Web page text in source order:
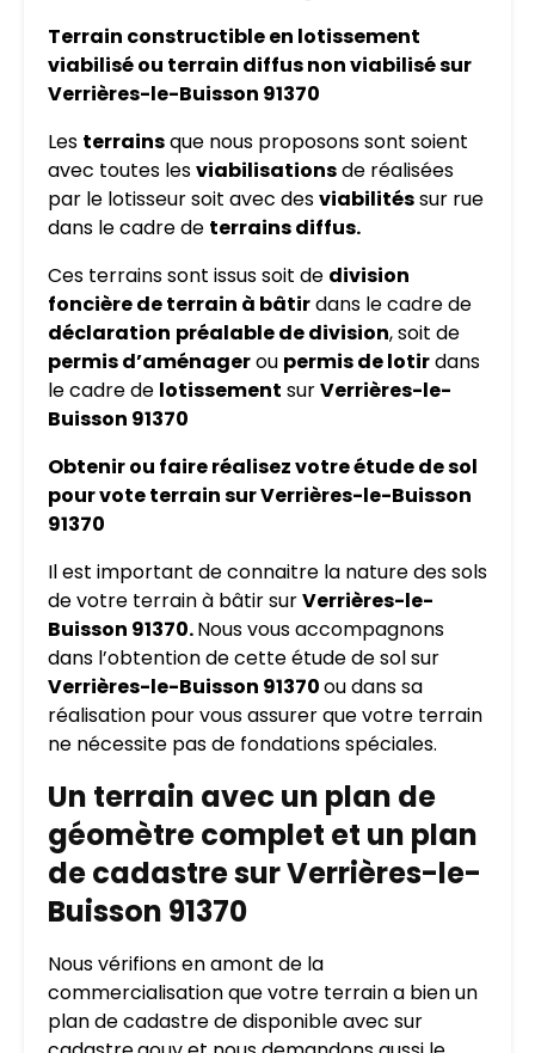
Terrain constructible en lotissement
viabilisé ou terrain diffus non viabilisé sur
Verrières-le-Buisson 91370
Les terrainsque nous proposons sont soient
avec toutes lesviabilisationsde réalisées
par le lotisseur soit avec desviabilitéssur rue
dans le cadre de terrains diffus.
Ces terrains sont issus soit de division
foncière de terrain à bâtirdans le cadre de
déclaration préalable de division, soit de
permis d’aménagerou permis de lotirdans
le cadre de lotissement surVerrières-le-
Buisson 91370
Obtenir ou faire réalisez votre étude de sol
pour vote terrain sur Verrières-le-Buisson
91370
Il est important de connaitre la nature des sols
de votre terrain à bâtir surVerrières-le-
Buisson 91370.Nous vous accompagnons
dans l’obtention de cette étude de sol sur
Verrières-le-Buisson 91370ou dans sa
réalisation pour vous assurer que votre terrain
ne nécessite pas de fondations spéciales.
Un terrain avec un plan de
géomètre complet et un plan
de cadastre sur Verrières-le-
Buisson 91370
Nous vérifions en amont de la
commercialisation que votre terrain a bien un
plan de cadastre de disponible avec sur